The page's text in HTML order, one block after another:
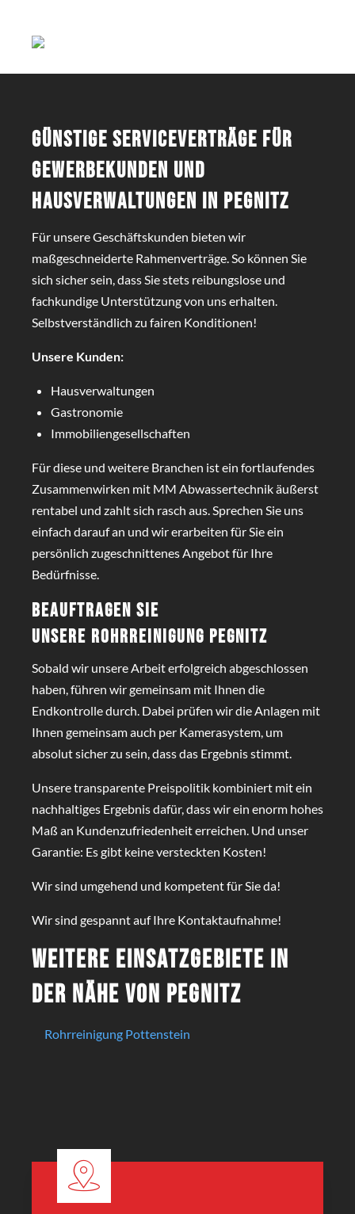
Günstige Serviceverträge für
Gewerbekunden und
Hausverwaltungen in Pegnitz
Für unsere Geschäftskunden bieten wir
maßgeschneiderte Rahmenverträge. So können Sie
sich sicher sein, dass Sie stets reibungslose und
fachkundige Unterstützung von uns erhalten.
Selbstverständlich zu fairen Konditionen!
Unsere Kunden:
Hausverwaltungen
Gastronomie
Immobiliengesellschaften
Für diese und weitere Branchen ist ein fortlaufendes
Zusammenwirken mit MM Abwassertechnik äußerst
rentabel und zahlt sich rasch aus. Sprechen Sie uns
einfach darauf an und wir erarbeiten für Sie ein
persönlich zugeschnittenes Angebot für Ihre
Bedürfnisse.
Beauftragen Sie
unsere Rohrreinigung Pegnitz
Sobald wir unsere Arbeit erfolgreich abgeschlossen
haben, führen wir gemeinsam mit Ihnen die
Endkontrolle durch. Dabei prüfen wir die Anlagen mit
Ihnen gemeinsam auch per Kamerasystem, um
absolut sicher zu sein, dass das Ergebnis stimmt.
Unsere transparente Preispolitik kombiniert mit ein
nachhaltiges Ergebnis dafür, dass wir ein enorm hohes
Maß an Kundenzufriedenheit erreichen. Und unser
Garantie: Es gibt keine versteckten Kosten!
Wir sind umgehend und kompetent für Sie da!
Wir sind gespannt auf Ihre Kontaktaufnahme!
Weitere Einsatzgebiete in
der Nähe von Pegnitz
Rohrreinigung Pottenstein